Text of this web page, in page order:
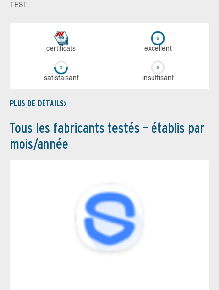
TEST.
certi­ficats ex­cellent
sa­tis­fai­sant in­suf­fi­sant
PLUS DE DÉTAILS
Tous les fabricants testés – établis par
mois/année